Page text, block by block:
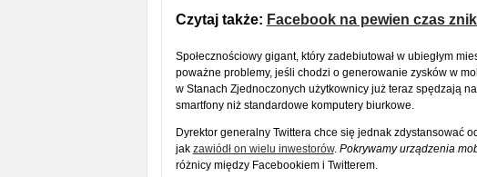
Czytaj także: Facebook na pewien czas
Społecznościowy gigant, który zadebiutował w ubiegłym
poważne problemy, jeśli chodzi o generowanie zysków w
w Stanach Zjednoczonych użytkownicy już teraz spędzają na
smartfony niż standardowe komputery biurkowe.
Dyrektor generalny Twittera chce się jednak zdystansować
jak zawiódł on wielu inwestorów. Pokrywamy urządzenia
różnicy między Facebookiem i Twitterem.